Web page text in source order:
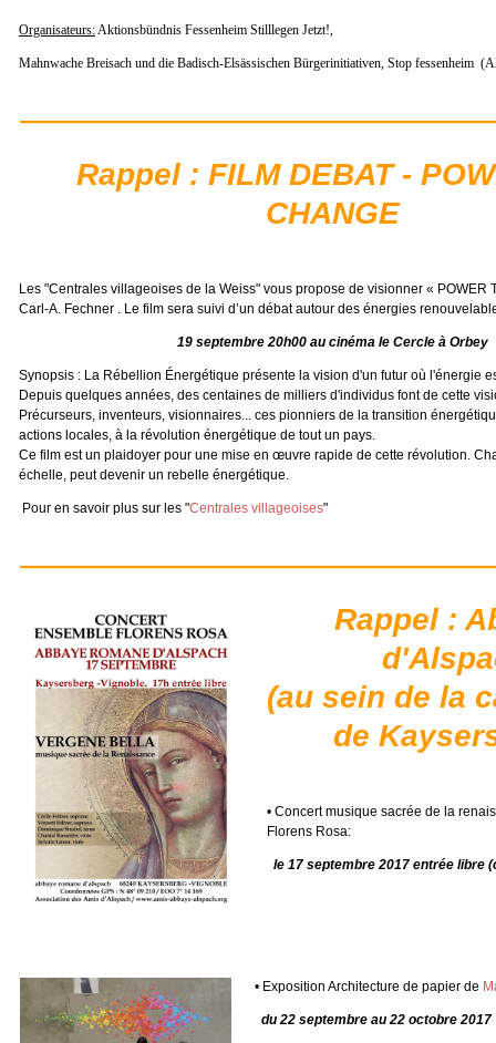
Organisateurs:Aktionsbündnis Fessenheim Stilllegen Jetzt!,
Mahnwache Breisach und die Badisch-Elsäs­si­schen Bürgerinitiativen, Stop fessenheim
Rappel : FILM DEBAT -
CHANGE
Les "Centrales villageoises de la Weiss" vous propose de visionner « POWER
Carl-A. Fechner . Le film sera suivi d’un débat autour des énergies
19 septembre 20h00 au cinéma le Cercle à Orbey
Synopsis : La Rébellion Énergétique présente la vision d'un futur où l'énergie
Depuis quelques années, des centaines de milliers d'individus font de cette
Précurseurs, inventeurs, visionnaires... ces pionniers de la transition
actions locales, à la révolution énergétique de tout un pays.
Ce film est un plaidoyer pour une mise en œuvre rapide de cette révolution.
échelle, peut devenir un rebelle énergétique.
Pour en savoir plus sur les "Centrales villageoises"
Rappel :
(au sein de la
de
• Concert musique sacrée de la
Florens Rosa:
le 17 septembre 2017 entrée libre
• Exposition Architecture de papier de
du 22 septembre au 22 octobre 2017